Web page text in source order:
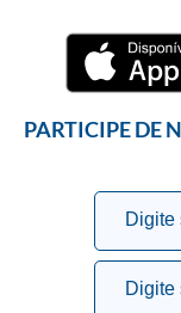
PARTICIPE DE